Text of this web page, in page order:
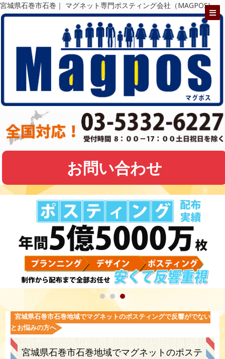
宮城県石巻市石巻｜ マグネット専門ポスティング会社（MAGPOS)
お問い合わせ
宮城県石巻市石巻地域でマグネットのポスティングで反響がでない
とお悩みの方へ
宮城県石巻市石巻地域でマグネットのポステ